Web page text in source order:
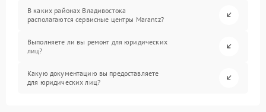
В каких районах Владивостока
располагаются сервисные центры Marantz?
Выполняете ли вы ремонт для юридических
лиц?
Какую документацию вы предоставляете
для юридических лиц?